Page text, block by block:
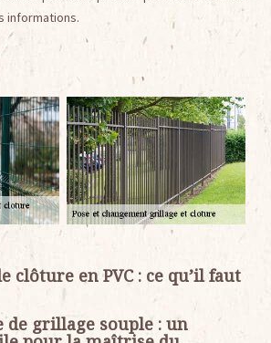
informations.
clôture en PVC : ce qu’il faut
de grillage souple : un